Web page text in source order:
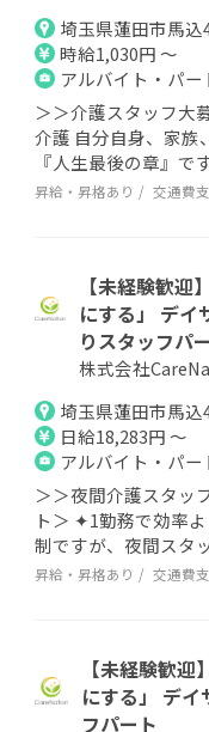
埼玉県蓮田市馬込
時給1,030円 ～
アルバイト・パー
＞＞介護スタッフ大
介護 自分自身、家族
『人生最後の章』で
昇給・昇格あり 交通費
【未経験歓迎
にする」 デイ
りスタッフパ
株式会社
埼玉県蓮田市馬込
日給18,283円 ～
アルバイト・パー
＞＞夜間介護スタッ
ト＞ ✦1勤務で効率
制ですが、夜間スタ
昇給・昇格あり 交通費
【未経験歓
にする」 デ
フパート